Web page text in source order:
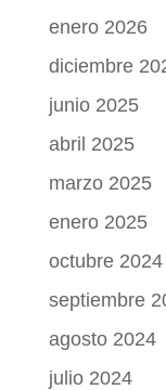
enero 2026
diciembre
junio 2025
abril 2025
marzo 2025
enero 2025
octubre 2024
septiembre
agosto 2024
julio 2024